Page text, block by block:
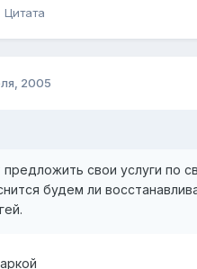
Цитата
2005
свои услуги по
будем ли